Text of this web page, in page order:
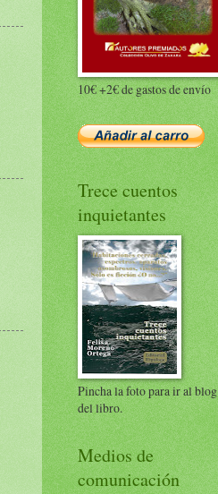
10€ +2€ de gastos de envío
Trece cuentos
inquietantes
Pincha la foto para ir al blog
del libro.
Medios de
comunicación